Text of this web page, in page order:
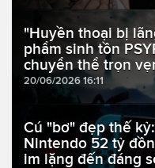
"Huyền thoại bị
phẩm sinh tồn
chuyển thể trọn
20/06/2026 16:11
Cú "bơ" đẹp thế
Nintendo 52 tỷ
im lặng đến đáng